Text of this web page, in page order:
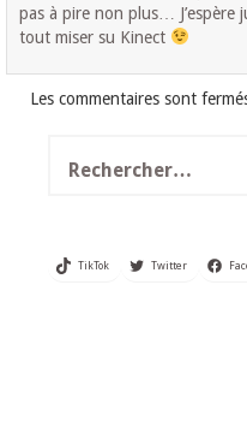
pas à pire non plus… J’espère
tout miser su Kinect
Les commentaires sont
TikTok Twitter